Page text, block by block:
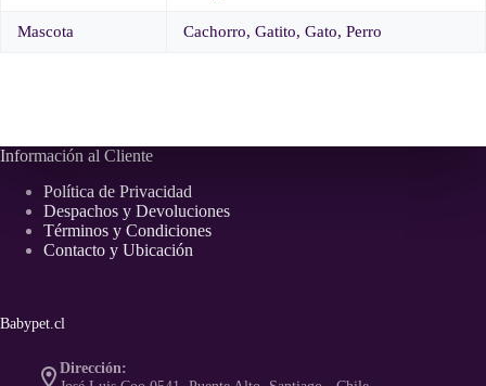
Mascota Cachorro, Gatito, Gato, Perro
Información al Cliente
Política de Privacidad
Despachos y Devoluciones
Términos y Condiciones
Contacto y Ubicación
Babypet.cl
Dirección: